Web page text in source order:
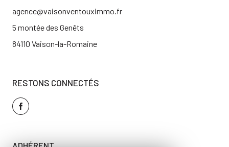
agence@vaisonventouximmo.fr
5 montée des Genêts
84110 Vaison-la-Romaine
RESTONS CONNECTÉS